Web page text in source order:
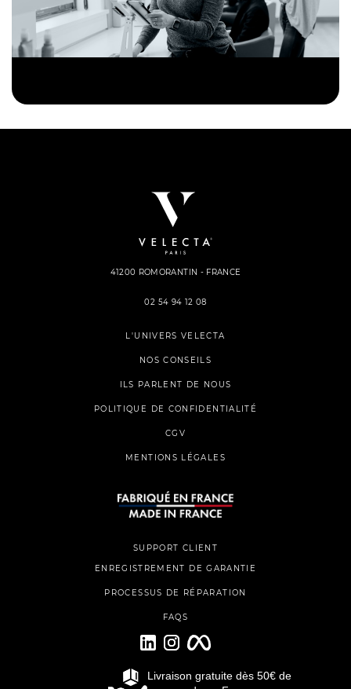
Livraison gratuite dès 50€ de
41200 ROMORANTIN - FRANCE
02 54 94 12 08
L'UNIVERS VELECTA
NOS CONSEILS
ILS PARLENT DE NOUS
POLITIQUE DE CONFIDENTIALITÉ
CGV
MENTIONS LÉGALES
SUPPORT CLIENT
ENREGISTREMENT DE GARANTIE
PROCESSUS DE RÉPARATION
FAQS